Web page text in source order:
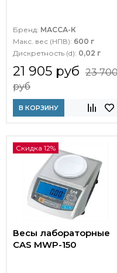
Бренд: МАССА-К
Макс. вес (НПВ): 600 г
Дискретность (d): 0,02 г
21 905 руб 23
руб
В КОРЗИНУ
Скидка 12%
Весы лабораторные
CAS MWP-150